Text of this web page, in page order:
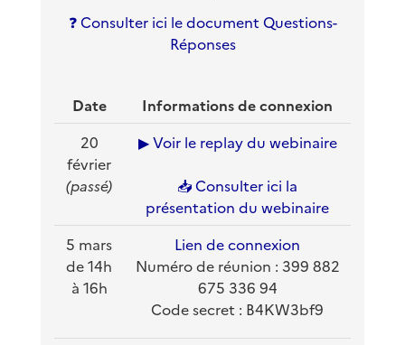
❓ Consulter ici le document Questions-
Réponses
Date
Informations de connexion
20
février
(passé)
▶ Voir le replay du webinaire
📥 Consulter ici la
présentation du webinaire
5 mars
de 14h
à 16h
Lien de connexion
Numéro de réunion : 399 882
675 336 94
Code secret : B4KW3bf9